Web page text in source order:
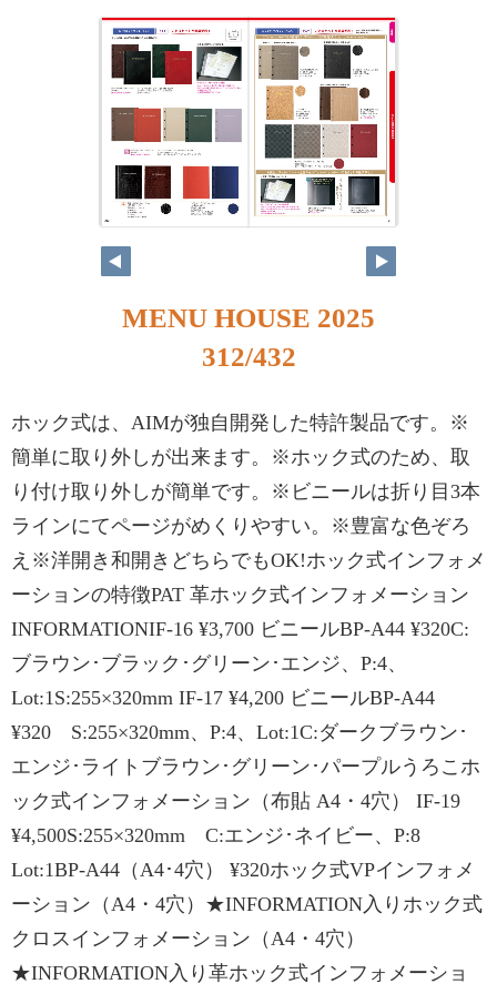
MENU HOUSE 2025
312/432
ホック式は、AIMが独自開発した特許製品です。※
簡単に取り外しが出来ます。※ホック式のため、取
り付け取り外しが簡単です。※ビニールは折り目3本
ラインにてページがめくりやすい。※豊富な色ぞろ
え※洋開き和開きどちらでもOK!ホック式インフォメ
ーションの特徴PAT 革ホック式インフォメーション
INFORMATIONIF-16 ¥3,700 ビニールBP-A44 ¥320C:
ブラウン･ブラック･グリーン･エンジ、P:4、
Lot:1S:255×320mm IF-17 ¥4,200 ビニールBP-A44
¥320 S:255×320mm、P:4、Lot:1C:ダークブラウン･
エンジ･ライトブラウン･グリーン･パープルうろこホ
ック式インフォメーション（布貼 A4・4穴） IF-19
¥4,500S:255×320mm C:エンジ･ネイビー、P:8
Lot:1BP-A44（A4･4穴） ¥320ホック式VPインフォメ
ーション（A4・4穴）★INFORMATION入りホック式
クロスインフォメーション（A4・4穴）
★INFORMATION入り革ホック式インフォメーショ